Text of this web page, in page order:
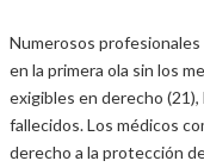
Numerosos
en la primera ola sin los
exigibles en derecho
fallecidos. Los médicos
derecho a la protección